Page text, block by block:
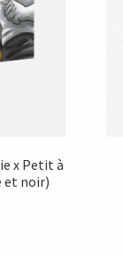
x Petit à
et noir)